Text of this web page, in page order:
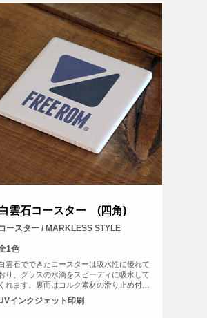
雲石コースター (四角)
コースター / MARKLESS STYLE
1色
雲石でできたコースターは吸水性に優れて
り、グラスの水滴をスピーディに吸水して
くれます。裏面はコルク素材の滑り止め付き
で、テーブルを傷つける心配もありません。
雲石(ハクウンセキ)とは鉱物の一種での環
インクジェット印刷